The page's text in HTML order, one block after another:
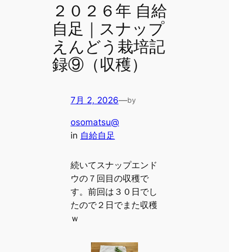
２０２６年 自給
自足｜スナップ
えんどう栽培記
録⑨（収穫）
7月 2, 2026—by
osomatsu@
in 自給自足
続いてスナップエンド
ウの７回目の収穫で
す。前回は３０日でし
たので２日でまた収穫
ｗ